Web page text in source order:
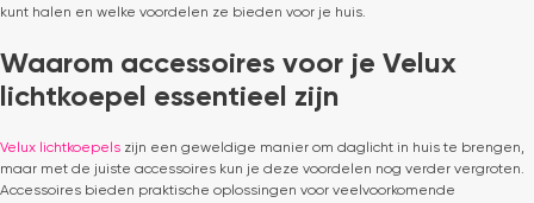
kunt halen en welke voordelen ze bieden voor je huis.
Waarom accessoires voor je Velux
lichtkoepel essentieel zijn
Velux lichtkoepels zijn een geweldige manier om daglicht in huis te brengen,
maar met de juiste accessoires kun je deze voordelen nog verder vergroten.
Accessoires bieden praktische oplossingen voor veelvoorkomende